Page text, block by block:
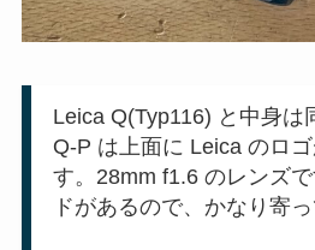
Leica Q(Typ116) と中身は
Q-P は上面に Leica のロ
す。28mm f1.6 のレンズ
ドがあるので、かなり寄っ